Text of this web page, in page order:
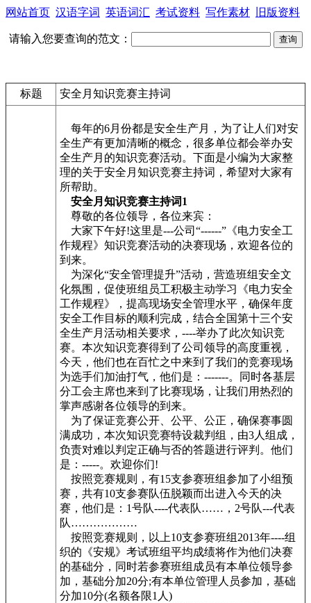
网站首页 汉语字词 英语词汇 考试资料 写作素材 旧版资料
请输入您要查询的范文：
标题 安全月知识竞赛主持词
每年的6月份都是安全生产月，为了让人们对安
全生产有更加清晰的概念，很多单位都会举办安
全生产月的知识竞赛活动。下面是小编为大家整
理的关于安全月知识竞赛主持词，希望对大家有
所帮助。
安全月知识竞赛主持词1
尊敬的各位领导，各位来宾：
大家下午好!这里是---公司“------”《电力安全工
作规程》知识竞赛活动的决赛现场，欢迎各位的
到来。
为深化“安全管理提升”活动，营造班组安全文
化氛围，促使班组员工积极主动学习《电力安全
工作规程》，提高现场安全管理水平，确保年度
安全工作目标的顺利完成，结合全国第十三个安
全生产月活动相关要求，----举办了此次知识竞
赛。本次知识竞赛得到了公司领导的高度重视，
今天，他们也在百忙之中来到了我们的竞赛现场
为选手们加油打气，他们是：-------。同时各基层
分工会主席也来到了比赛现场，让我们用热烈的
掌声感谢各位领导的到来。
为了保证竞赛公开、公平、公正，确保赛事圆
满成功，本次知识竞赛特设裁判组，由3人组成，
负责对难以判定正确与否的答题进行评判。他们
是：-----。欢迎你们!
按照竞赛规则，有15支参赛班组参加了小组预
赛，共有10支参赛队伍脱颖而出进入今天的决
赛，他们是：1号队----代表队……，2号队---代表
队………………
按照竞赛规则，以上10支参赛班组2013年----组
织的《安规》考试班组平均成绩将作为他们决赛
的基础分，同时若参赛班组成员有本单位领导参
加，基础分加20分;有本单位管理人员参加，基础
分加10分(名额各限1人)